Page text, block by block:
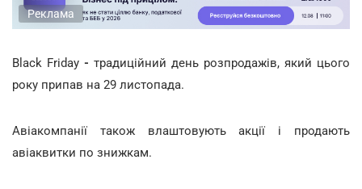
Реклама
Black Friday - традиційний день розпродажів, який цього
року припав на 29 листопада.
Авіакомпанії також влаштовують акції і продають
авіаквитки по знижкам.